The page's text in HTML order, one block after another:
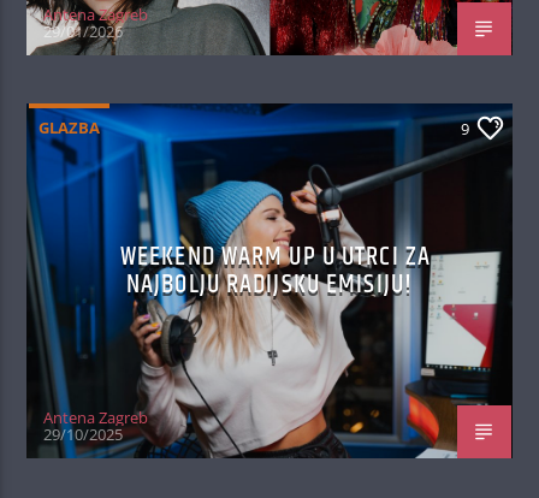
Antena Zagreb
29/01/2026
GLAZBA 9
WEEKEND WARM UP U UTRCI ZA
NAJBOLJU RADIJSKU EMISIJU!
Antena Zagreb
29/10/2025